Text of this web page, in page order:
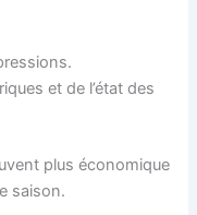
et de l’état des
plus économique
saison.